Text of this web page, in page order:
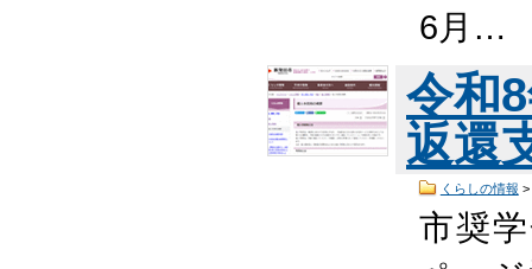
6月…
令和
返還
くらしの情報 >
市奨